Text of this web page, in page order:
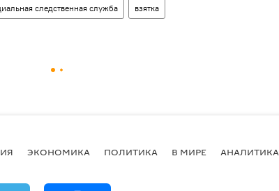
следственная служба взятка
ЭКОНОМИКА ПОЛИТИКА В МИРЕ АНАЛИТИКА